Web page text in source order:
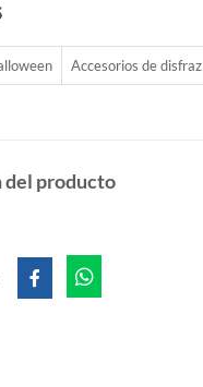
Accesorios de disfraz
del producto